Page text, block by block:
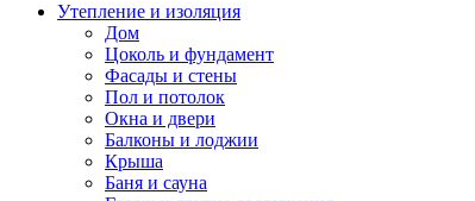
Утепление и изоляция
Дом
Цоколь и фундамент
Фасады и стены
Пол и потолок
Окна и двери
Балконы и лоджии
Крыша
Баня и сауна